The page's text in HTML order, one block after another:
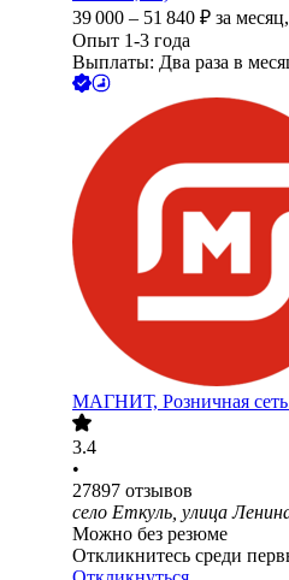
39 000 – 51 840 ₽ за месяц,
Опыт 1-3 года
Выплаты: Два раза в
МАГНИТ, Розничная
3.4
•
27897 отзывов
село Еткуль, улица
Можно без резюме
Откликнитесь среди